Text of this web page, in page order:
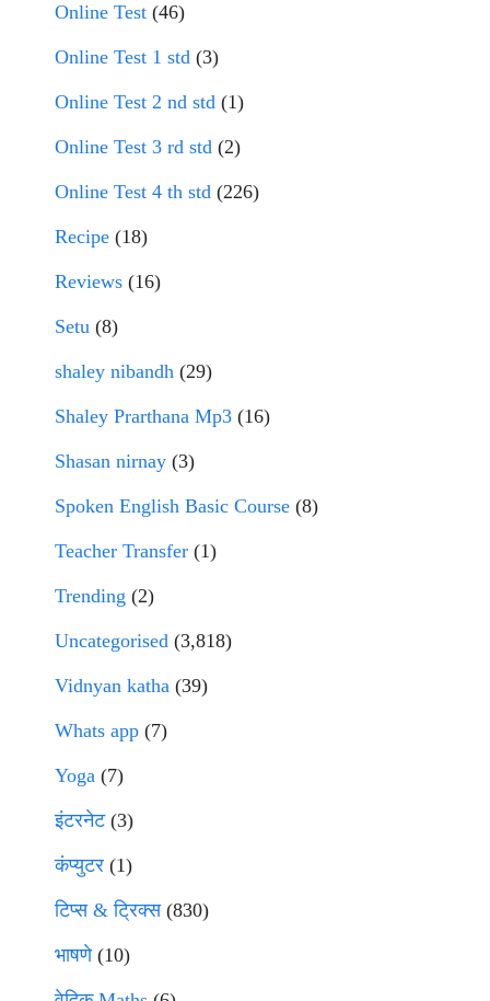
Online Test (46)
Online Test 1 std (3)
Online Test 2 nd std (1)
Online Test 3 rd std (2)
Online Test 4 th std (226)
Recipe (18)
Reviews (16)
Setu (8)
shaley nibandh (29)
Shaley Prarthana Mp3 (16)
Shasan nirnay (3)
Spoken English Basic Course (8)
Teacher Transfer (1)
Trending (2)
Uncategorised (3,818)
Vidnyan katha (39)
Whats app (7)
Yoga (7)
इंटरनेट(3)
कंप्युटर (1)
टिप्स & ट्रिक्स(830)
भाषणे(10)